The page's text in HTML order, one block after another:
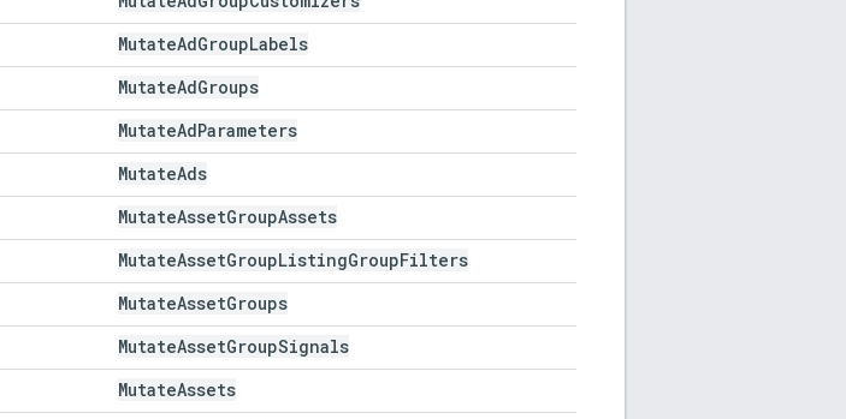
MutateAdGroupLabels
MutateAdGroups
MutateAdParameters
MutateAds
MutateAssetGroupAssets
MutateAssetGroupListingGroupFilters
MutateAssetGroups
MutateAssetGroupSignals
MutateAssets